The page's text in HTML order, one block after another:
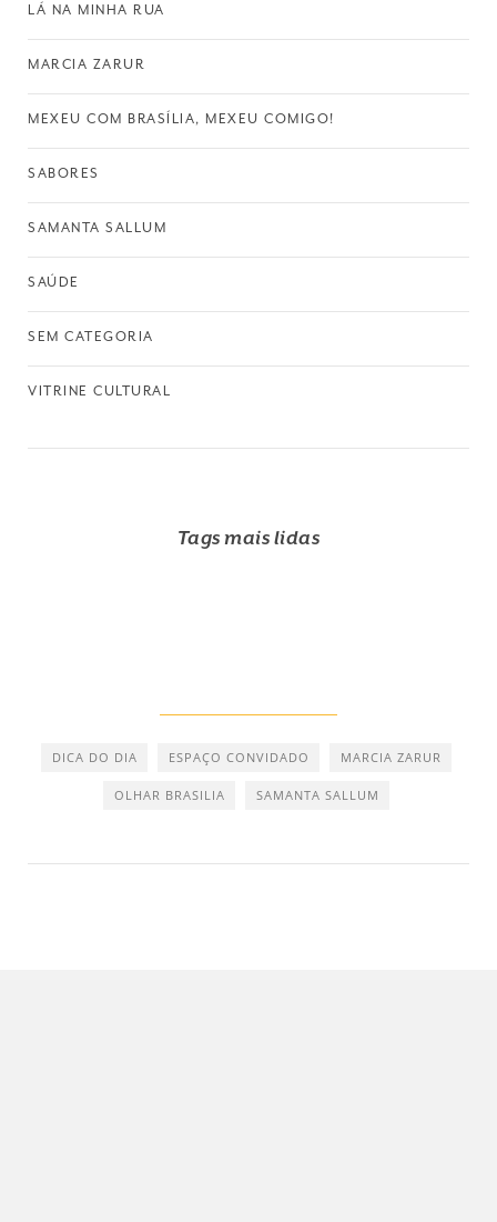
LÁ NA MINHA RUA
MARCIA ZARUR
MEXEU COM BRASÍLIA, MEXEU COMIGO!
SABORES
SAMANTA SALLUM
SAÚDE
SEM CATEGORIA
VITRINE CULTURAL
Tags mais lidas
DICA DO DIA ESPAÇO CONVIDADO MARCIA ZARUR
OLHAR BRASILIA SAMANTA SALLUM